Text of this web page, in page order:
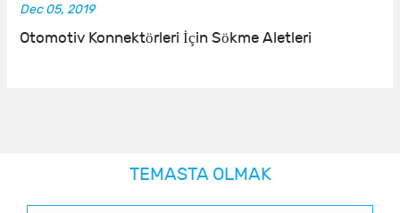
Dec 05, 2019
Otomotiv Konnektörleri İçin Sökme Aletleri
TEMASTA OLMAK